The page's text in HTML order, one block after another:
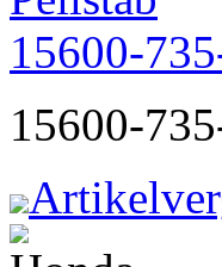
15600-
15600-